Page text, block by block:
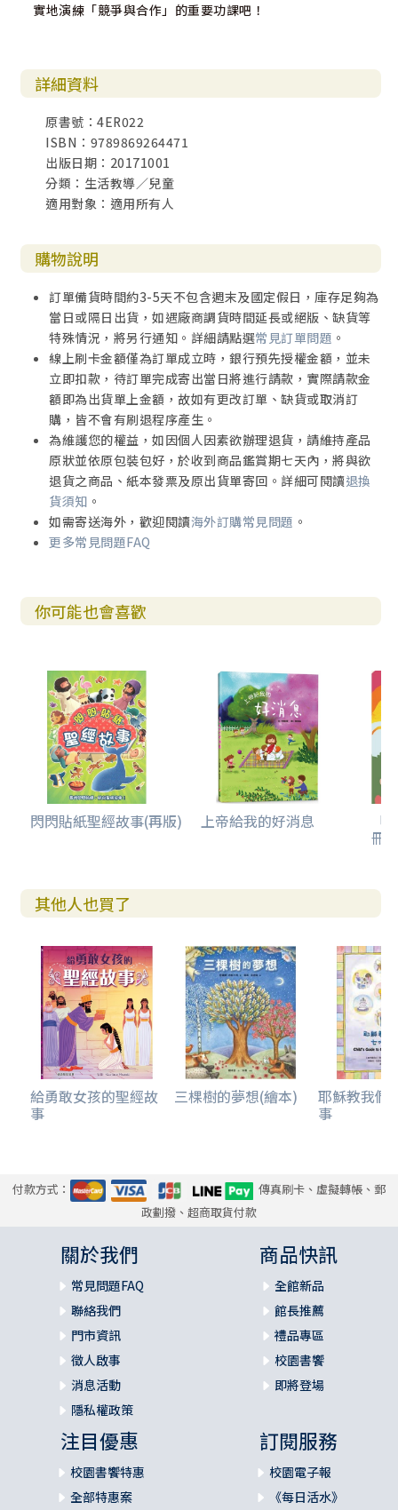
實地演練「競爭與合作」的重要功課吧！
詳細資料
原書號：4ER022
ISBN：9789869264471
出版日期：20171001
分類：生活教導／兒童
適用對象：適用所有人
購物說明
訂單備貨時間約3-5天不包含週末及國定假日，庫存足夠為
當日或隔日出貨，如遇廠商調貨時間延長或絕版、缺貨等
特殊情況，將另行通知。詳細請點選常見訂單問題 。
線上刷卡金額僅為訂單成立時，銀行預先授權金額，並未
立即扣款，待訂單完成寄出當日將進行請款，實際請款金
額即為出貨單上金額，故如有更改訂單、缺貨或取消訂
購，皆不會有刷退程序產生。
為維護您的權益，如因個人因素欲辦理退貨，請維持產品
原狀並依原包裝包好，於收到商品鑑賞期七天內，將與欲
退貨之商品、紙本發票及原出貨單寄回。詳細可閱讀退換
貨須知 。
如需寄送海外，歡迎閱讀海外訂購常見問題 。
更多常見問題FAQ
你可能也會喜歡
閃閃貼紙聖經故事(再版) 上帝給我的好消息 「
冊
其他人也買了
給勇敢女孩的聖經故
事
三棵樹的夢想(繪本) 耶穌教我們
事
付款方式：
傳真刷卡、虛擬轉帳、郵
政劃撥、超商取貨付款
關於我們
常見問題FAQ
聯絡我們
門市資訊
徵人啟事
消息活動
隱私權政策
商品快訊
全館新品
館長推薦
禮品專區
校園書饗
即將登場
注目優惠
校園書饗特惠
全部特惠案
訂閱服務
校園電子報
《每日活水》